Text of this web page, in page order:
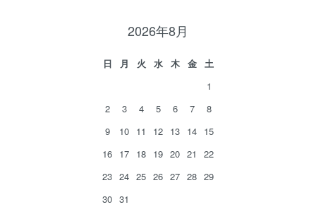
2026年8月
日 月 火 水 木 金
土
1
2
3 4 5 6 7
8
9
10 11 12 13 14 15
16 17 18 19 20 21
22
23 24 25 26 27 28 29
30 31